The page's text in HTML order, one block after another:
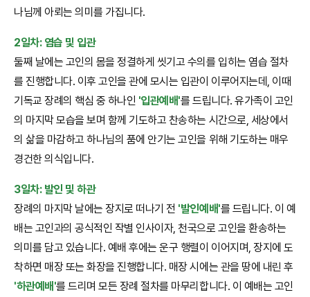
나님께 아뢰는 의미를 가집니다.
2일차: 염습 및 입관
둘째 날에는 고인의 몸을 정결하게 씻기고 수의를 입히는 염습 절차
를 진행합니다. 이후 고인을 관에 모시는 입관이 이루어지는데, 이때
기독교 장례의 핵심 중 하나인 '입관예배'를 드립니다. 유가족이 고인
의 마지막 모습을 보며 함께 기도하고 찬송하는 시간으로, 세상에서
의 삶을 마감하고 하나님의 품에 안기는 고인을 위해 기도하는 매우
경건한 의식입니다.
3일차: 발인 및 하관
장례의 마지막 날에는 장지로 떠나기 전 '발인예배'를 드립니다. 이 예
배는 고인과의 공식적인 작별 인사이자, 천국으로 고인을 환송하는
의미를 담고 있습니다. 예배 후에는 운구 행렬이 이어지며, 장지에 도
착하면 매장 또는 화장을 진행합니다. 매장 시에는 관을 땅에 내린 후
'하관예배'를 드리며 모든 장례 절차를 마무리합니다. 이 예배는 고인